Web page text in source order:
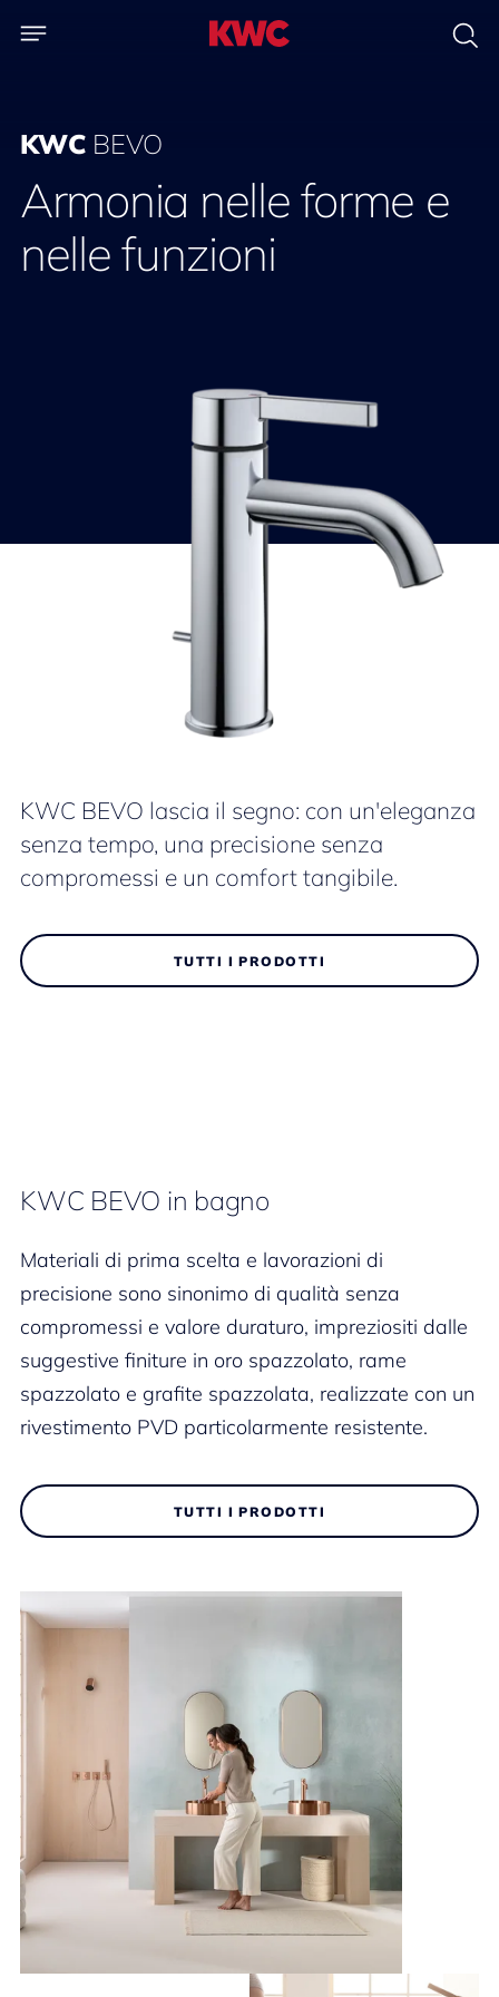
KWC BEVO
Armonia nelle forme e
nelle funzioni
KWC BEVO lascia il segno: con un'eleganza
senza tempo, una precisione senza
compromessi e un comfort tangibile.
TUTTI I PRODOTTI
KWC BEVO in bagno
Materiali di prima scelta e lavorazioni di
precisione sono sinonimo di qualità senza
compromessi e valore duraturo, impreziositi dalle
suggestive finiture in oro spazzolato, rame
spazzolato e grafite spazzolata, realizzate con un
rivestimento PVD particolarmente resistente.
TUTTI I PRODOTTI